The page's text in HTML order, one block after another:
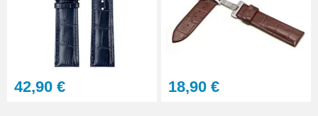
42,90 € 18,90 €